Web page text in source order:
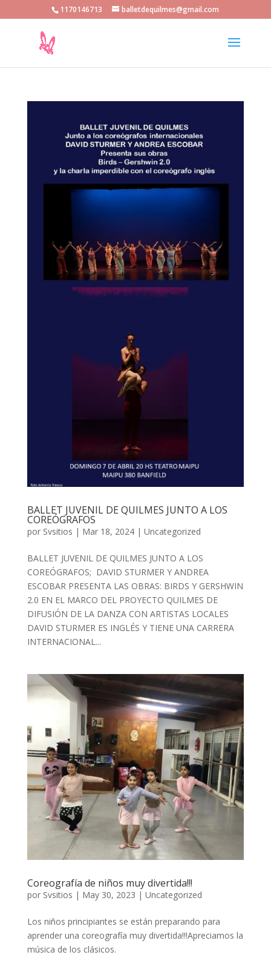
1170146713 balletdequilmes@gmail.com
BALLET JUVENIL DE QUILMES JUNTO A LOS
COREÓGRAFOS
por Svsitios | Mar 18, 2024| Uncategorized
BALLET JUVENIL DE QUILMES JUNTO A LOS
COREÓGRAFOS; DAVID STURMER Y ANDREA
ESCOBAR PRESENTA LAS OBRAS: BIRDS Y GERSHWIN
2.0 EN EL MARCO DEL PROYECTO QUILMES DE
DIFUSIÓN DE LA DANZA CON ARTISTAS LOCALES
DAVID STURMER ES INGLÉS Y TIENE UNA CARRERA
INTERNACIONAL...
Coreografía de niños muy divertida!!!
por Svsitios | May 30, 2023 | Uncategorized
Los niños principiantes se están preparando para
aprender una coreografía muy divertida!!!Apreciamos la
música de los clásicos.